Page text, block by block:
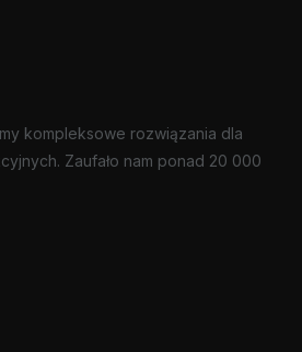
kompleksowe rozwiązania dla
Zaufało nam ponad 20 000